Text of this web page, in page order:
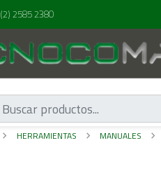
(2) 2585 2380
HERRAMIENTAS MANUALES